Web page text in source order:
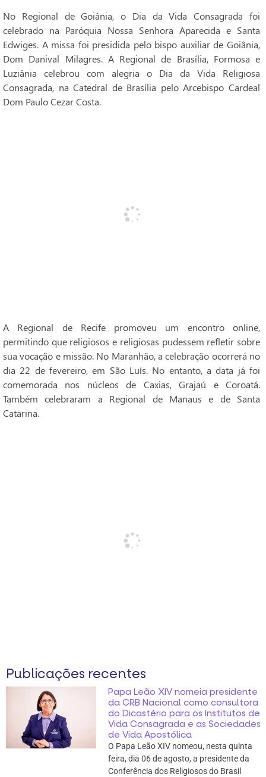
No Regional de Goiânia, o Dia da Vida Consagrada foi
celebrado na Paróquia Nossa Senhora Aparecida e Santa
Edwiges. A missa foi presidida pelo bispo auxiliar de Goiânia,
Dom Danival Milagres. A Regional de Brasília, Formosa e
Luziânia celebrou com alegria o Dia da Vida Religiosa
Consagrada, na Catedral de Brasília pelo Arcebispo Cardeal
Dom Paulo Cezar Costa.
A Regional de Recife promoveu um encontro online,
permitindo que religiosos e religiosas pudessem refletir sobre
sua vocação e missão. No Maranhão, a celebração ocorrerá no
dia 22 de fevereiro, em São Luís. No entanto, a data já foi
comemorada nos núcleos de Caxias, Grajaú e Coroatá.
Também celebraram a Regional de Manaus e de Santa
Catarina.
Publicações recentes
Papa Leão XIV nomeia presidente
da CRB Nacional como consultora
do Dicastério para os Institutos de
Vida Consagrada e as Sociedades
de Vida Apostólica
O Papa Leão XIV nomeou, nesta quinta
feira, dia 06 de agosto, a presidente da
Conferência dos Religiosos do Brasil